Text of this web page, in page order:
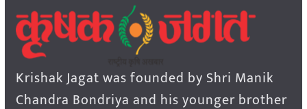
Krishak Jagat was founded by Shri Manik
Chandra Bondriya and his younger brother